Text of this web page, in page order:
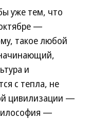
уже тем, что
—
такое любой
и
с тепла, не
цивилизации —
—